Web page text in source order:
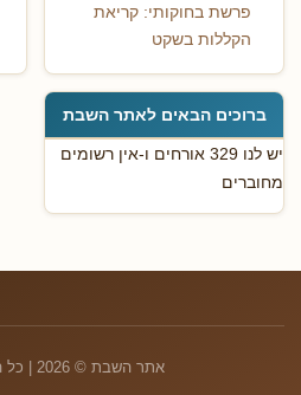
פרשת בחוקותי: קריאת
הקללות בשקט
ברוכים הבאים לאתר השבת
יש לנו 329 אורחים ו-אין רשומים
מחוברים
אתר השבת © 2026 | כל הזכויות שמורות